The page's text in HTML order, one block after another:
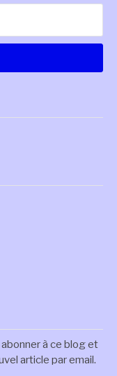
à ce blog et
article par email.